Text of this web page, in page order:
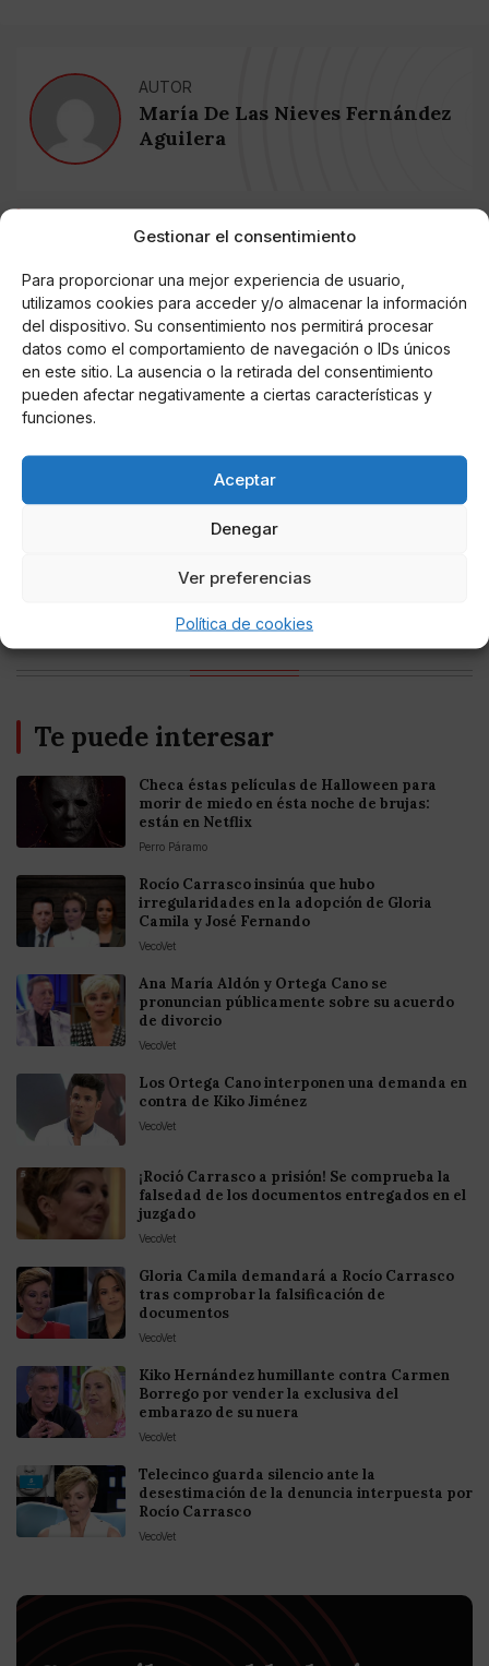
Gestionar el consentimiento
Para proporcionar una mejor experiencia de usuario,
utilizamos cookies para acceder y/o almacenar la información
del dispositivo. Su consentimiento nos permitirá procesar
datos como el comportamiento de navegación o IDs únicos
en este sitio. La ausencia o la retirada del consentimiento
pueden afectar negativamente a ciertas características y
funciones.
Aceptar
Denegar
Ver preferencias
Política de cookies
AUTOR
María De Las Nieves Fernández
Aguilera
Noticias relacionadas
Mejores Cripto Casinos Online en
Colombia 2025: Bitcoin Casinos
Online Casino
Mejores Casinos Online con Bitcoin y
Criptomonedas en Argentina 2025
Mejores casinos online con
Fortnite regresa para iOS en la Unión
Te puede interesar
Checa éstas películas de Halloween para
morir de miedo en ésta noche de brujas:
están en Netflix
Perro Páramo
Rocío Carrasco insinúa que hubo
irregularidades en la adopción de Gloria
Camila y José Fernando
VecoVet
Ana María Aldón y Ortega Cano se
pronuncian públicamente sobre su acuerdo
de divorcio
VecoVet
Los Ortega Cano interponen una demanda en
contra de Kiko Jiménez
VecoVet
¡Roció Carrasco a prisión! Se comprueba la
falsedad de los documentos entregados en el
juzgado
VecoVet
Gloria Camila demandará a Rocío Carrasco
tras comprobar la falsificación de
documentos
VecoVet
Kiko Hernández humillante contra Carmen
Borrego por vender la exclusiva del
embarazo de su nuera
VecoVet
Telecinco guarda silencio ante la
desestimación de la denuncia interpuesta por
Rocío Carrasco
VecoVet